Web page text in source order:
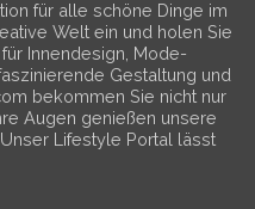
für alle schöne Dinge im
Welt ein und holen Sie
Innendesign, Mode-
Gestaltung und
bekommen Sie nicht nur
Augen genießen unsere
Lifestyle Portal lässt